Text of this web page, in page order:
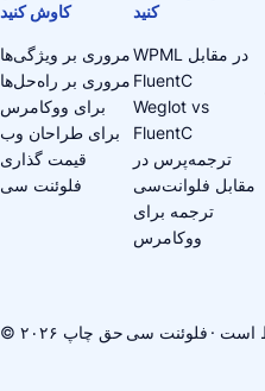
کاوش کنید
مروری بر ویژگی‌ها
مروری بر راه‌حل‌ها
برای ووکامرس
برای طراحان وب
قیمت گذاری
فلوئنت سی
کنید
WPML در مقابل
FluentC
Weglot vs
FluentC
ترجمه‌پرس در
مقابل فلوانت‌سی
ترجمه برای
ووکامرس
© حق چاپ ۲۰۲۶ فلوئنت سی